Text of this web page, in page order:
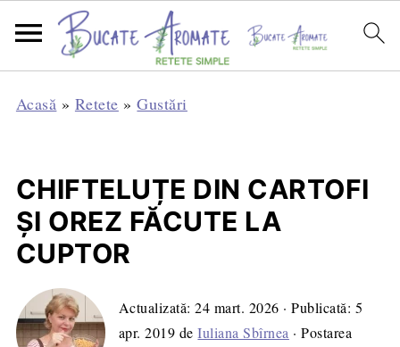
Acasă » Retete »Gustări
CHIFTELUȚE DIN CARTOFI
ȘI OREZ FĂCUTE LA
CUPTOR
Actualizată:24 mart. 2026 · Publicată: 5
apr. 2019 deIuliana Sbîrnea · Postarea